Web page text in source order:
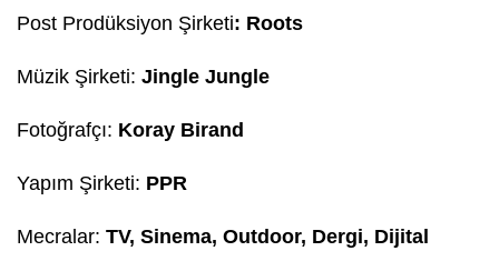
Post Prodüksiyon Şirketi: Roots
Müzik Şirketi: Jingle Jungle
Fotoğrafçı: Koray Birand
Yapım Şirketi: PPR
Mecralar: TV, Sinema, Outdoor, Dergi, Dijital